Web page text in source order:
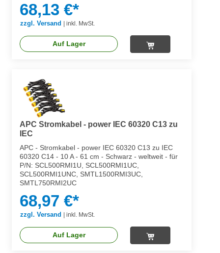
68,13 €*
zzgl. Versand inkl. MwSt.
Auf Lager
APC Stromkabel - power IEC 60320 C13 zu
IEC
APC - Stromkabel - power IEC 60320 C13 zu IEC
60320 C14 - 10 A - 61 cm - Schwarz - weltweit - für
P/N: SCL500RMI1U, SCL500RMI1UC,
SCL500RMI1UNC, SMTL1500RMI3UC,
SMTL750RMI2UC
68,97 €*
zzgl. Versand | inkl. MwSt.
Auf Lager